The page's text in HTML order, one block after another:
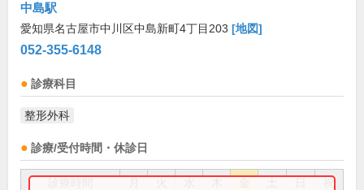
中島駅
愛知県名古屋市中川区中島新町4丁目203 [地図]
052-355-6148
診療科目
整形外科
診療/受付時間・休診日
祝